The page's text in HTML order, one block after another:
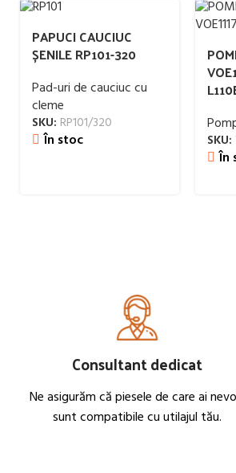
PAPUCI CAUCIUC
ȘENILE RP101-320
Pad-uri de cauciuc cu
cleme
SKU: RP101/320
În stoc SKU:
În
Consultant dedicat
Ne asigurăm că piesele de care ai
sunt compatibile cu utilajul tău.